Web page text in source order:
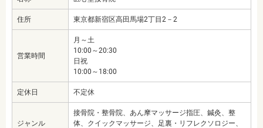
住所 東京都新宿区高田馬場2丁目2－2
営業時間
月～土
10:00～20:30
日祝
10:00～18:00
定休日 不定休
ジャンル
接骨院・整骨院、あん摩マッサージ指圧、鍼灸、整
体、クイックマッサージ、足裏・リフレクソロジー、